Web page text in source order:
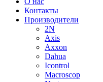
Контакты
Производители
2N
Axis
Axxon
Dahua
Icontrol
Macroscop